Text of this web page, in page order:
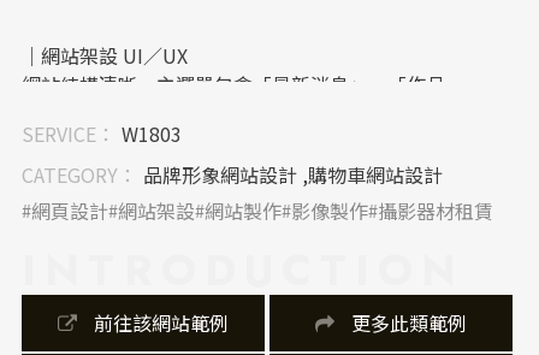
｜網站架設 UI／UX
網站結構清晰，主選單包含「最新消息」、「作品
「關於我們」與「聯絡我們」等分類，方便使用者快速
找到所需資訊。 首頁以影片與標語引導使用者進入，並
透過滑動導覽呈現各項服務與作品，提升用戶互動體
驗。 整體UX設計注重使用者的瀏覽流暢度與資訊取得
｜內容視覺表現，Banner設計
SERVICE： W1803
CATEGORY： 品牌形象網站設計 ,購物車網站設計
網頁設計 網站架設 網站製作 影像製作 攝影器材租賃
前往該網站範例 更多此類範例